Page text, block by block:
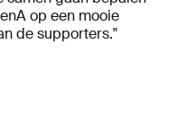
op een mooie
de supporters."